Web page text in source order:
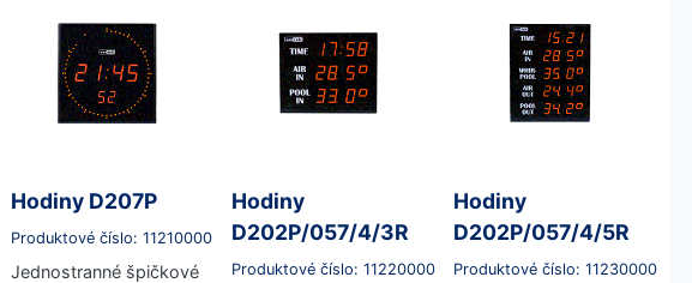
Hodiny D207P
Produktové číslo: 11210000
Jednostranné špičkové
Hodiny
D202P/057/4/3R
Produktové číslo: 11220000
Hodiny
D202P/057/4/5R
Produktové číslo: 11230000